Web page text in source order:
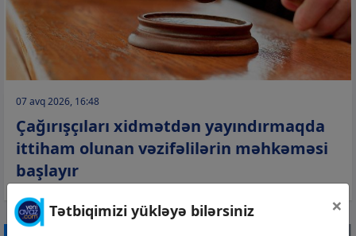
07 avq 2026, 16:48
Çağırışçıları xidmətdən yayındırmaqda
ittiham olunan vəzifəlilərin məhkəməsi
başlayır
Tətbiqimizi yükləyə bilərsiniz ×